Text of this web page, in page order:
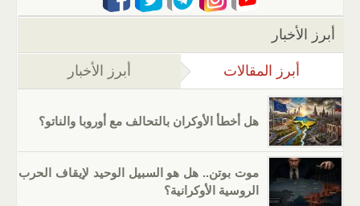
أبرز الأخبار
أبرز المقالات (علامة التبويب النشطة)
أبرز الأخبار
هل أخطأ الأوكران بالتحالف مع أوروبا والناتو؟
موت بوتن.. هل هو السبيل الوحيد لإيقاف الحرب
الروسية الأوكرانية؟